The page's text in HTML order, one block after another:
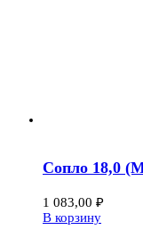
Сопло 18,0
1 083,00 ₽
В корзину